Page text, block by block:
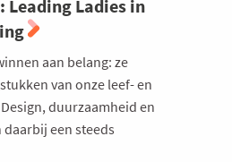
Leading Ladies in
aan belang: ze
van onze leef- en
duurzaamheid en
een steeds